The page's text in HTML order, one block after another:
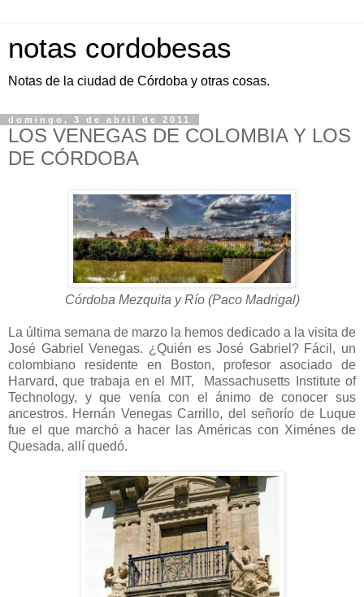
notas cordobesas
Notas de la ciudad de Córdoba y otras cosas.
domingo, 3 de abril de 2011
LOS VENEGAS DE COLOMBIA Y LOS
DE CÓRDOBA
Córdoba Mezquita y Río (Paco Madrigal)
La última semana de marzo la hemos dedicado a la visita de
José Gabriel Venegas. ¿Quién es José Gabriel? Fácil, un
colombiano residente en Boston, profesor asociado de
Harvard, que trabaja en el MIT, Massachusetts Institute of
Technology, y que venía con el ánimo de conocer sus
ancestros. Hernán Venegas Carrillo, del señorío de Luque
fue el que marchó a hacer las Américas con Ximénes de
Quesada, allí quedó.